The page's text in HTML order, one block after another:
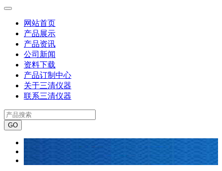
网站首页
产品展示
产品资讯
公司新闻
资料下载
产品订制中心
关于三清仪器
联系三清仪器